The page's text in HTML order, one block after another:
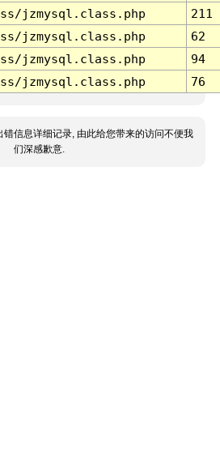
jzmysql.class.php
211
jzmysql.class.php
62
jzmysql.class.php
94
jzmysql.class.php 76
错信息详细记录, 由此给您带来的访问不便我
们深感歉意.